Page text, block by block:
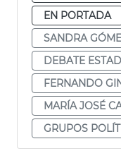
EN PORTADA
SANDRA
DEBATE
FERNANDO
MARÍA JOSÉ
GRUPOS